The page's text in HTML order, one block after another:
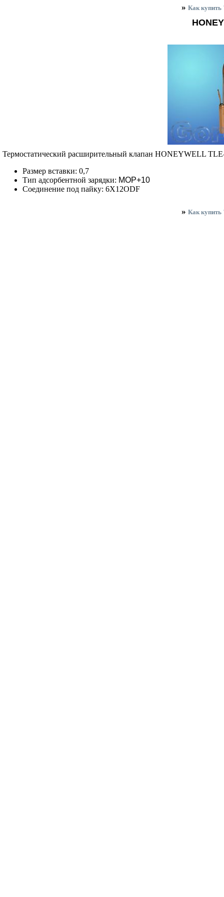
» Как
Термостатический расширительный клапан HONEYWELL
Размер вставки: 0,7
Тип адсорбентной зарядки: MOP+10
Соединение под пайку: 6X12ODF
» Как